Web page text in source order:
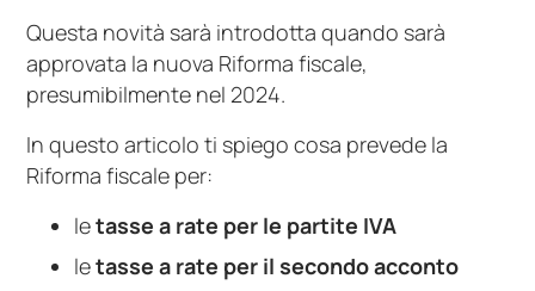
Questa novità sarà introdotta quando sarà
approvata la nuova Riforma fiscale,
presumibilmente nel 2024.
In questo articolo ti spiego cosa prevede la
Riforma fiscale per:
letasse a rate per le partite IVA
letasse a rate per il secondo acconto